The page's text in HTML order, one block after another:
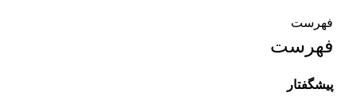
فهرست
فهرست
پیشگفتار